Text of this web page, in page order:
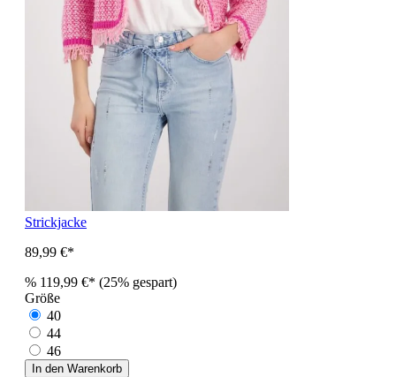
Strickjacke
89,99 €*
% 119,99 €* (25% gespart)
Größe
40
44
46
In den Warenkorb